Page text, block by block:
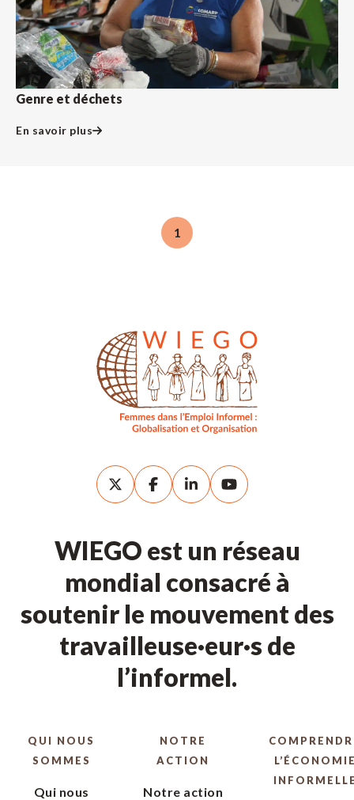
Genre et déchets
En savoir plus
1
WIEGO est un réseau
mondial consacré à
soutenir le mouvement des
travailleuse·eur·s de
l’informel.
QUI NOUS
SOMMES
Qui nous
NOTRE
ACTION
Notre action